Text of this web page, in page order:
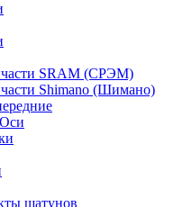
SRAM (СРЭМ)
Shimano (Шимано)
шатунов